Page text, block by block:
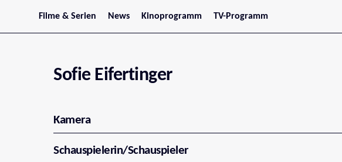
Filme & Serien
Trailer
Serienarchiv
News
Stars
Kinoprogramm
Jetzt im Kino
Oberösterreich
Tirol
Vorarlberg
TV-Programm
Sofie Eifertinger
Kamera
Schauspielerin/Schauspieler